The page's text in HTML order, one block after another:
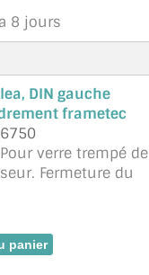
8 jours
DIN gauche
frametec
verre trempé de
Fermeture du
Durabilité
pêne dormant
épaisseur ...